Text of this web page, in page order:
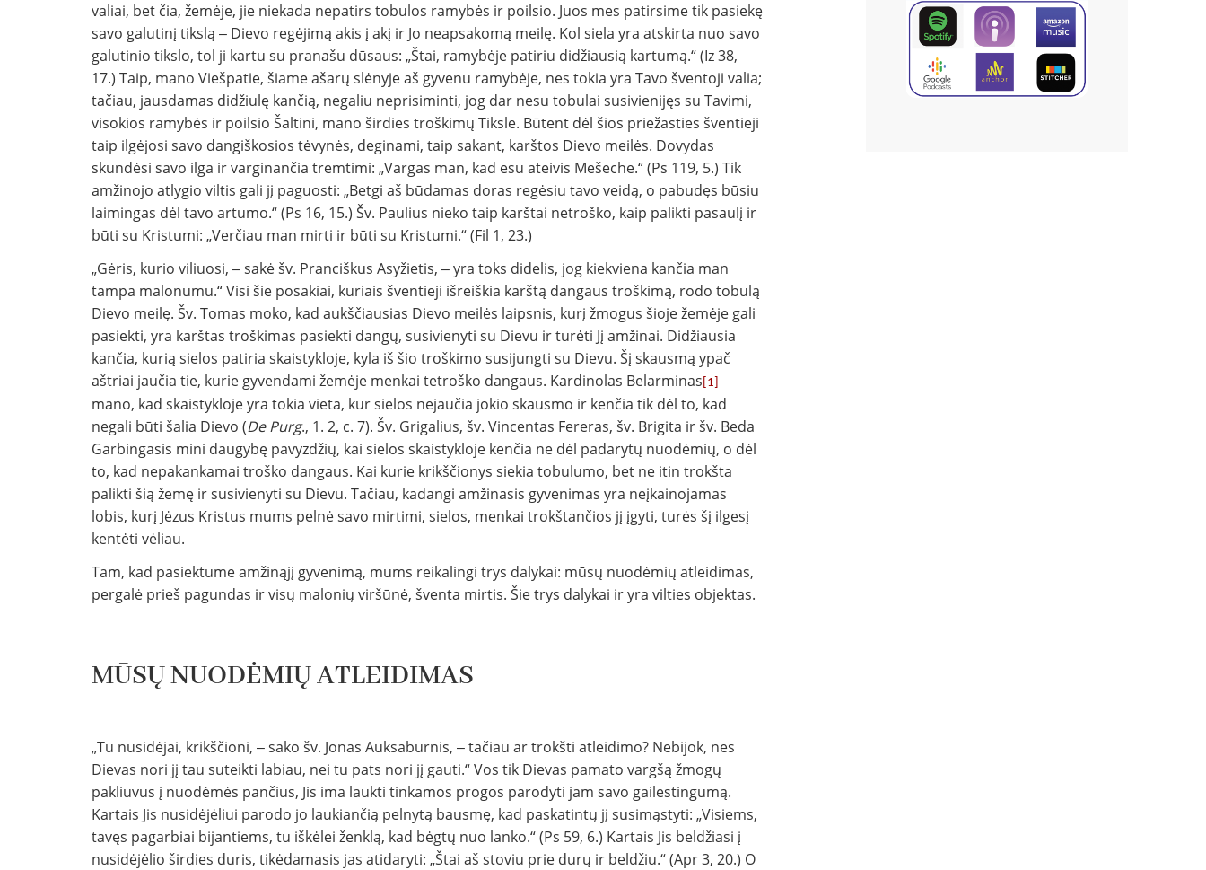
valiai, bet čia, žemėje, jie niekada nepatirs tobulos ramybės ir poilsio. Juos mes patirsime tik pasiekę
savo galutinį tikslą ‒ Dievo regėjimą akis į akį ir Jo neapsakomą meilę. Kol siela yra atskirta nuo savo
galutinio tikslo, tol ji kartu su pranašu dūsaus: „Štai, ramybėje patiriu didžiausią kartumą.“ (Iz 38,
17.) Taip, mano Viešpatie, šiame ašarų slėnyje aš gyvenu ramybėje, nes tokia yra Tavo šventoji valia;
tačiau, jausdamas didžiulę kančią, negaliu neprisiminti, jog dar nesu tobulai susivienijęs su Tavimi,
visokios ramybės ir poilsio Šaltini, mano širdies troškimų Tiksle. Būtent dėl šios priežasties šventieji
taip ilgėjosi savo dangiškosios tėvynės, deginami, taip sakant, karštos Dievo meilės. Dovydas
skundėsi savo ilga ir varginančia tremtimi: „Vargas man, kad esu ateivis Mešeche.“ (Ps 119, 5.) Tik
amžinojo atlygio viltis gali jį paguosti: „Betgi aš būdamas doras regėsiu tavo veidą, o pabudęs būsiu
laimingas dėl tavo artumo.“ (Ps 16, 15.) Šv. Paulius nieko taip karštai netroško, kaip palikti pasaulį ir
būti su Kristumi: „Verčiau man mirti ir būti su Kristumi.“ (Fil 1, 23.)
„Gėris, kurio viliuosi, ‒ sakė šv. Pranciškus Asyžietis, ‒ yra toks didelis, jog kiekviena kančia man
tampa malonumu.“ Visi šie posakiai, kuriais šventieji išreiškia karštą dangaus troškimą, rodo tobulą
Dievo meilę. Šv. Tomas moko, kad aukščiausias Dievo meilės laipsnis, kurį žmogus šioje žemėje gali
pasiekti, yra karštas troškimas pasiekti dangų, susivienyti su Dievu ir turėti Jį amžinai. Didžiausia
kančia, kurią sielos patiria skaistykloje, kyla iš šio troškimo susijungti su Dievu. Šį skausmą ypač
aštriai jaučia tie, kurie gyvendami žemėje menkai tetroško dangaus. Kardinolas Belarminas [1]
mano, kad skaistykloje yra tokia vieta, kur sielos nejaučia jokio skausmo ir kenčia tik dėl to, kad
negali būti šalia Dievo (De Purg., 1. 2, c. 7). Šv. Grigalius, šv. Vincentas Fereras, šv. Brigita ir šv. Beda
Garbingasis mini daugybę pavyzdžių, kai sielos skaistykloje kenčia ne dėl padarytų nuodėmių, o dėl
to, kad nepakankamai troško dangaus. Kai kurie krikščionys siekia tobulumo, bet ne itin trokšta
palikti šią žemę ir susivienyti su Dievu. Tačiau, kadangi amžinasis gyvenimas yra neįkainojamas
lobis, kurį Jėzus Kristus mums pelnė savo mirtimi, sielos, menkai trokštančios jį įgyti, turės šį ilgesį
kentėti vėliau.
Tam, kad pasiektume amžinąjį gyvenimą, mums reikalingi trys dalykai: mūsų nuodėmių atleidimas,
pergalė prieš pagundas ir visų malonių viršūnė, šventa mirtis. Šie trys dalykai ir yra vilties objektas.
MŪSŲ NUODĖMIŲ ATLEIDIMAS
„Tu nusidėjai, krikščioni, ‒ sako šv. Jonas Auksaburnis, ‒ tačiau ar trokšti atleidimo? Nebijok, nes
Dievas nori jį tau suteikti labiau, nei tu pats nori jį gauti.“ Vos tik Dievas pamato vargšą žmogų
pakliuvus į nuodėmės pančius, Jis ima laukti tinkamos progos parodyti jam savo gailestingumą.
Kartais Jis nusidėjėliui parodo jo laukiančią pelnytą bausmę, kad paskatintų jį susimąstyti: „Visiems,
tavęs pagarbiai bijantiems, tu iškėlei ženklą, kad bėgtų nuo lanko.“ (Ps 59, 6.) Kartais Jis beldžiasi į
nusidėjėlio širdies duris, tikėdamasis jas atidaryti: „Štai aš stoviu prie durų ir beldžiu.“ (Apr 3, 20.) O